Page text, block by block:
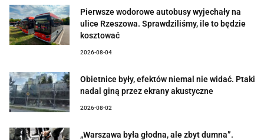
Pierwsze wodorowe autobusy wyjechały na
ulice Rzeszowa. Sprawdziliśmy, ile to będzie
kosztować
2026-08-04
Obietnice były, efektów niemal nie widać. Ptaki
nadal giną przez ekrany akustyczne
2026-08-02
„Warszawa była głodna, ale zbyt dumna”.